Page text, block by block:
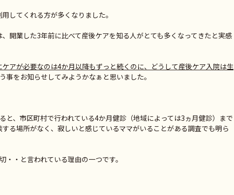
してくれる方が多くなりました。
開業した3年前に比べて産後ケアを知る人がとても多くなってきたと実感
ケアが必要なのは4か月以降もずっと続くのに、どうして産後ケア入院は生
事をお知らせしてみようかなぁと思いました。
と、市区町村で行われている4か月健診（地域によっては3ヵ月健診）まで
る場所がなく、寂しいと感じているママがいることがある調査でも明ら
・・と言われている理由の一つです。